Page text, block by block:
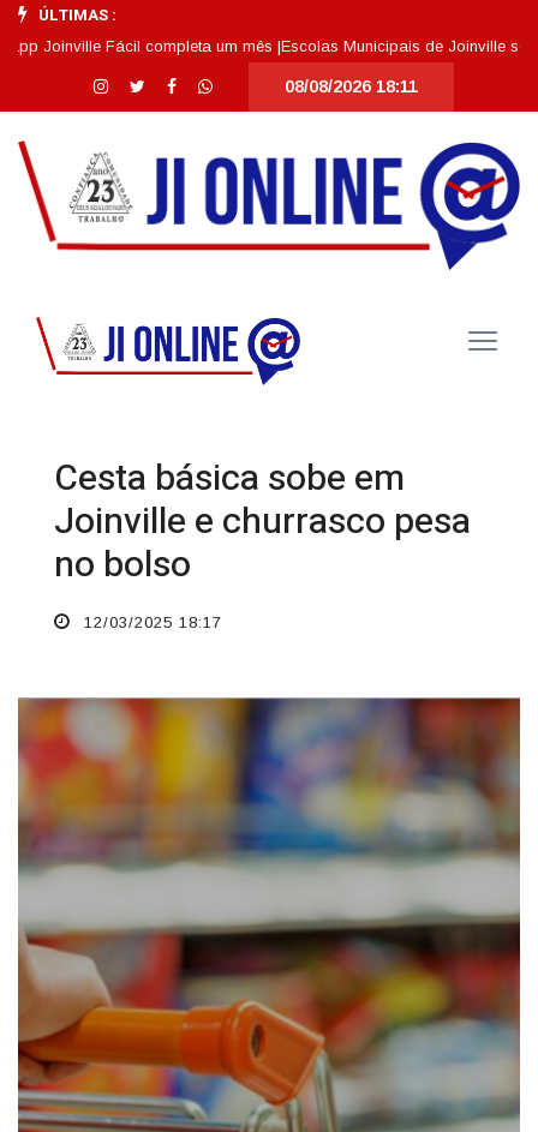
ÚLTIMAS :
Fácil completa um mês |Escolas Municipais de Joinville se
08/08/2026 18:11
Cesta básica sobe em
Joinville e churrasco pesa
no bolso
12/03/2025 18:17